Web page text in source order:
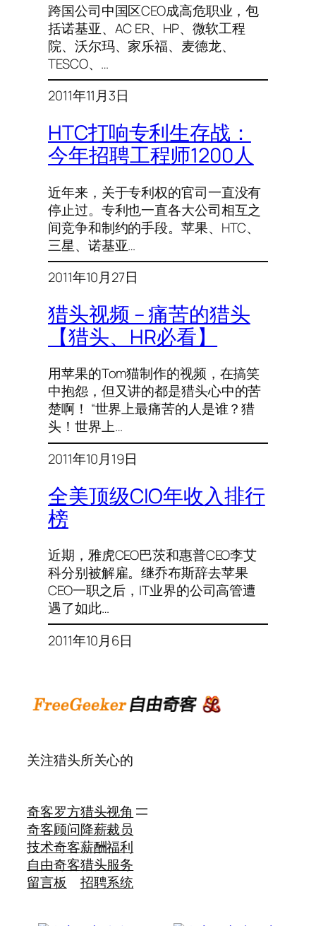
跨国公司中国区CEO成高危职业，包
括诺基亚、AC ER、HP、微软工程
院、沃尔玛、家乐福、麦德龙、
TESCO、…
2011年11月3日
HTC打响专利生存战：
今年招聘工程师1200人
近年来，关于专利权的官司一直没有
停止过。专利也一直各大公司相互之
间竞争和制约的手段。苹果、HTC、
三星、诺基亚…
2011年10月27日
猎头视频 – 痛苦的猎头
【猎头、HR必看】
用苹果的Tom猫制作的视频，在搞笑
中抱怨，但又讲的都是猎头心中的苦
楚啊！ “世界上最痛苦的人是谁？猎
头！世界上…
2011年10月19日
全美顶级CIO年收入排行
榜
近期，雅虎CEO巴茨和惠普CEO李艾
科分别被解雇。继乔布斯辞去苹果
CEO一职之后，IT业界的公司高管遭
遇了如此…
2011年10月6日
关注猎头所关心的
奇客罗方
奇客顾问
技术奇客
自由奇客
留言板
猎头视角
降薪裁员
薪酬福利
猎头服务
招聘系统